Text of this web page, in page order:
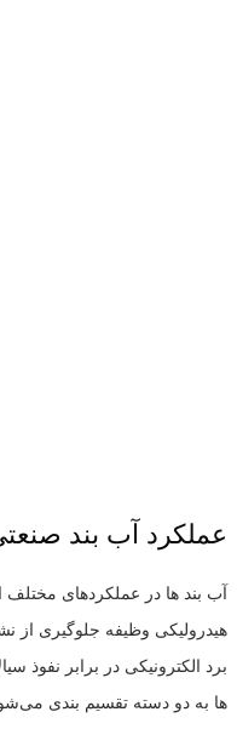
عملکرد آب بند
آب بند ها در عملکردهای مختلف
هیدرولیکی وظیفه جلوگیری از
برد الکترونیکی در برابر
ها به دو دسته تقسیم بندی